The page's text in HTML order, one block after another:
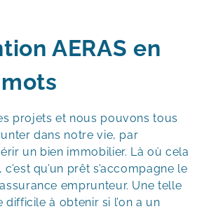
AERAS en
projets et nous pouvons tous
dans notre vie, par
un bien immobilier. Là où cela
qu’un prêt s’accompagne le
emprunteur. Une telle
à obtenir si l’on a un